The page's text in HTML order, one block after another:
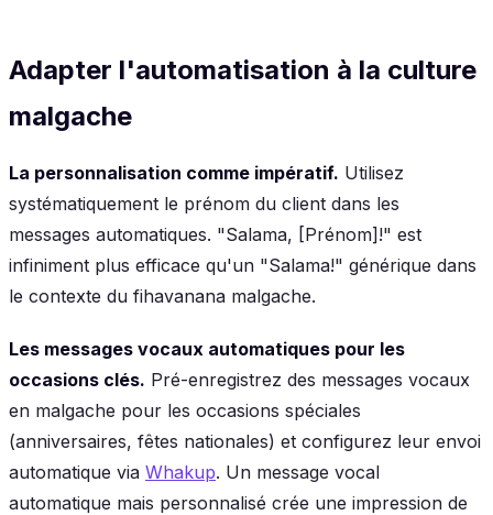
Adapter l'automatisation à la culture
malgache
La personnalisation comme impératif. Utilisez
systématiquement le prénom du client dans les
messages automatiques. "Salama, [Prénom]!" est
infiniment plus efficace qu'un "Salama!" générique dans
le contexte du fihavanana malgache.
Les messages vocaux automatiques pour les
occasions clés. Pré-enregistrez des messages vocaux
en malgache pour les occasions spéciales
(anniversaires, fêtes nationales) et configurez leur envoi
automatique via Whakup. Un message vocal
automatique mais personnalisé crée une impression de